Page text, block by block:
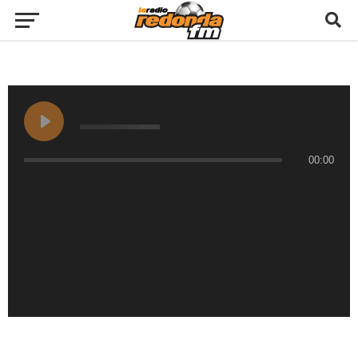
00:00